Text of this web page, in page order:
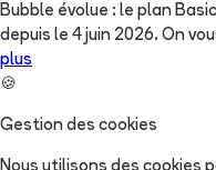
Bubble évolue : le plan
depuis le 4 juin 2026. On
plus
🍪
Gestion des cookies